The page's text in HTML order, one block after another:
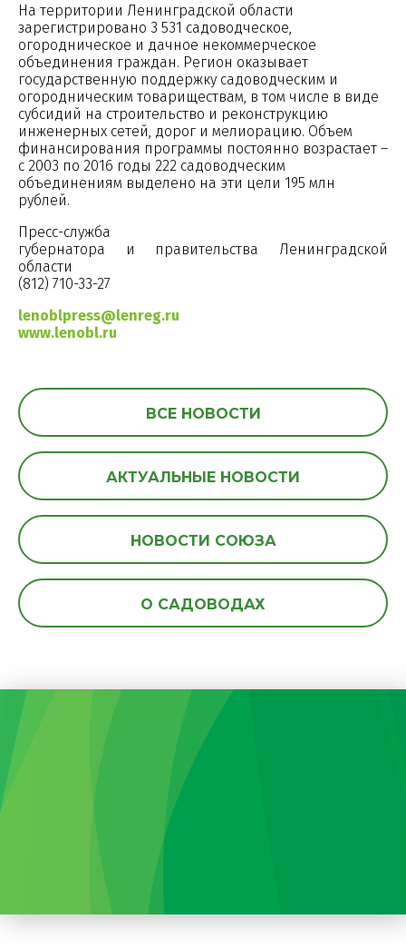
На территории Ленинградской области
зарегистрировано 3 531 садоводческое,
огородническое и дачное некоммерческое
объединения граждан. Регион оказывает
государственную поддержку садоводческим и
огородническим товариществам, в том числе в виде
субсидий на строительство и реконструкцию
инженерных сетей, дорог и мелиорацию. Объем
финансирования программы постоянно возрастает –
с 2003 по 2016 годы 222 садоводческим
объединениям выделено на эти цели 195 млн
рублей.
Пресс-служба
губернатора и правительства Ленинградской
области
(812) 710-33-27
lenoblpress@lenreg.ru
www.lenobl.ru
ВСЕ НОВОСТИ
АКТУАЛЬНЫЕ НОВОСТИ
НОВОСТИ СОЮЗА
О САДОВОДАХ